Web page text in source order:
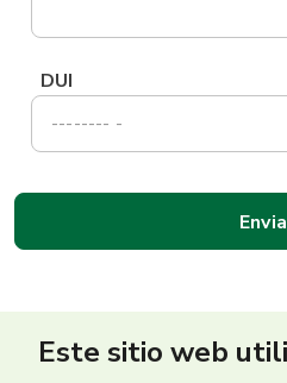
DUI
Este sitio web